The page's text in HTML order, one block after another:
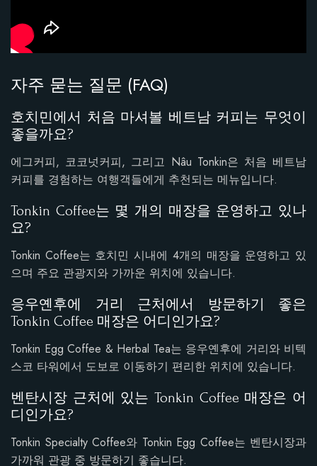
자주 묻는 질문 (FAQ)
호치민에서 처음 마셔볼 베트남 커피는 무엇이
좋을까요?
에그커피, 코코넛커피, 그리고 Nâu Tonkin은 처음 베트남
커피를 경험하는 여행객들에게 추천되는 메뉴입니다.
Tonkin Coffee는 몇 개의 매장을 운영하고 있나
요?
Tonkin Coffee는 호치민 시내에 4개의 매장을 운영하고 있
으며 주요 관광지와 가까운 위치에 있습니다.
응우옌후에 거리 근처에서 방문하기 좋은
Tonkin Coffee 매장은 어디인가요?
Tonkin Egg Coffee & Herbal Tea는 응우옌후에 거리와 비텍
스코 타워에서 도보로 이동하기 편리한 위치에 있습니다.
벤탄시장 근처에 있는 Tonkin Coffee 매장은 어
디인가요?
Tonkin Specialty Coffee와 Tonkin Egg Coffee는 벤탄시장과
가까워 관광 중 방문하기 좋습니다.